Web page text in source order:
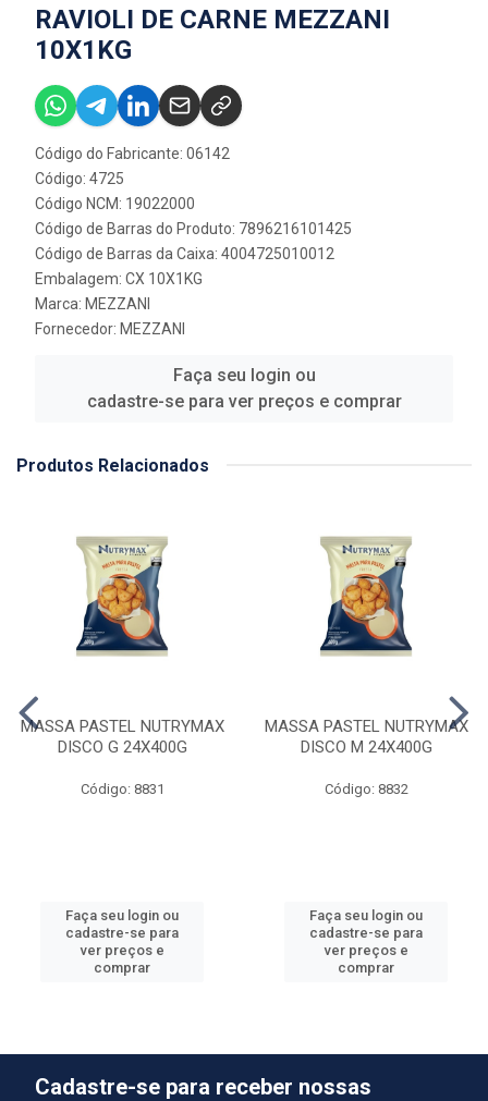
RAVIOLI DE CARNE MEZZANI
10X1KG
Código do Fabricante: 06142
Código: 4725
Código NCM: 19022000
Código de Barras do Produto: 7896216101425
Código de Barras da Caixa: 4004725010012
Embalagem: CX 10X1KG
Marca: MEZZANI
Fornecedor: MEZZANI
Faça seu login ou
cadastre-se para ver preços e comprar
Produtos Relacionados
MASSA PASTEL NUTRYMAX
DISCO G 24X400G
Código: 8831
Faça seu login ou
cadastre-se para
ver preços e
comprar
MASSA PASTEL NUTRYMAX
DISCO M 24X400G
Código: 8832
Faça seu login ou
cadastre-se para
ver preços e
comprar
Cadastre-se para receber nossas